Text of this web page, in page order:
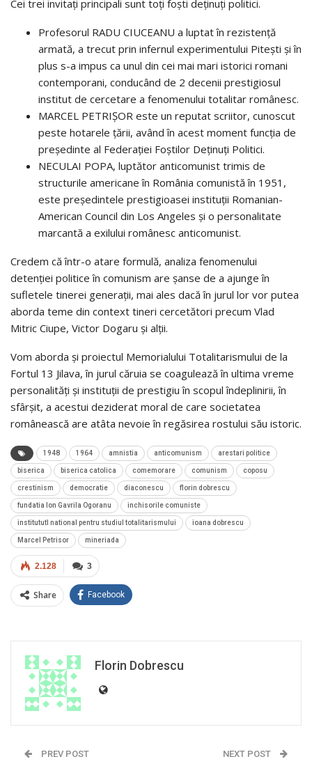
Cei trei invitaţi principali sunt toţi foşti deţinuţi politici.
Profesorul RADU CIUCEANU a luptat în rezistență
armată, a trecut prin infernul experimentului Pitești și în
plus s-a impus ca unul din cei mai mari istorici romani
contemporani, conducând de 2 decenii prestigiosul
institut de cercetare a fenomenului totalitar românesc.
MARCEL PETRIŞOR este un reputat scriitor, cunoscut
peste hotarele țării, având în acest moment funcția de
președinte al Federației Foștilor Deținuți Politici.
NECULAI POPA, luptător anticomunist trimis de
structurile americane în România comunistă în 1951,
este președintele prestigioasei instituții Romanian-
American Council din Los Angeles și o personalitate
marcantă a exilului românesc anticomunist.
Credem că într-o atare formulă, analiza fenomenului
detenției politice în comunism are șanse de a ajunge în
sufletele tinerei generații, mai ales dacă în jurul lor vor putea
aborda teme din context tineri cercetători precum Vlad
Mitric Ciupe, Victor Dogaru și alții.
Vom aborda și proiectul Memorialului Totalitarismului de la
Fortul 13 Jilava, în jurul căruia se coagulează în ultima vreme
personalități și instituții de prestigiu în scopul îndeplinirii, în
sfârșit, a acestui deziderat moral de care societatea
românească are atâta nevoie în regăsirea rostului său istoric.
1948 1964 amnistia anticomunism arestari politice
biserica biserica catolica comemorare comunism coposu
crestinism democratie diaconescu florin dobrescu
fundatia Ion Gavrila Ogoranu inchisorile comuniste
institututl national pentru studiul totalitarismului ioana dobrescu
Marcel Petrisor mineriada
3
2.128
Share Facebook
Florin Dobrescu
PREV POST NEXT POST